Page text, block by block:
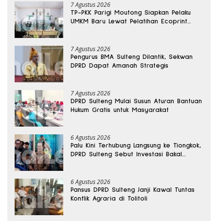
7 Agustus 2026
TP-PKK Parigi Moutong Siapkan Pelaku
UMKM Baru Lewat Pelatihan Ecoprint
7 Agustus 2026
Pengurus BMA Sulteng Dilantik, Sekwan
DPRD Dapat Amanah Strategis
7 Agustus 2026
DPRD Sulteng Mulai Susun Aturan Bantuan
Hukum Gratis untuk Masyarakat
6 Agustus 2026
Palu Kini Terhubung Langsung ke Tiongkok,
DPRD Sulteng Sebut Investasi Bakal
6 Agustus 2026
Pansus DPRD Sulteng Janji Kawal Tuntas
Konflik Agraria di Tolitoli